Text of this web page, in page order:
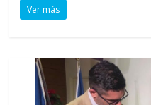
Ver más